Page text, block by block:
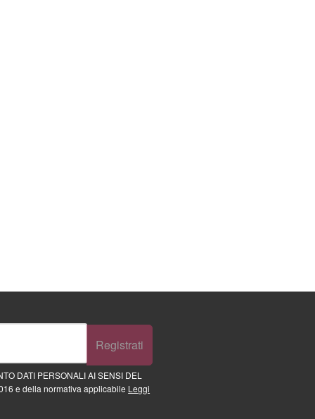
Registrati
DATI PERSONALI AI SENSI DEL
e della normativa applicabile Leggi